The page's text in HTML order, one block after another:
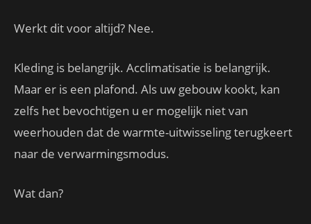
Werkt dit voor altijd? Nee.
Kleding is belangrijk. Acclimatisatie is belangrijk.
Maar er is een plafond. Als uw gebouw kookt, kan
zelfs het bevochtigen u er mogelijk niet van
weerhouden dat de warmte-uitwisseling terugkeert
naar de verwarmingsmodus.
Wat dan?